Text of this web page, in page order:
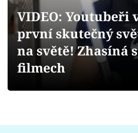
Videa
Sledujte prima+
VIDEO: Youtubeři
první skutečný
na světě! Zhasíná
filmech